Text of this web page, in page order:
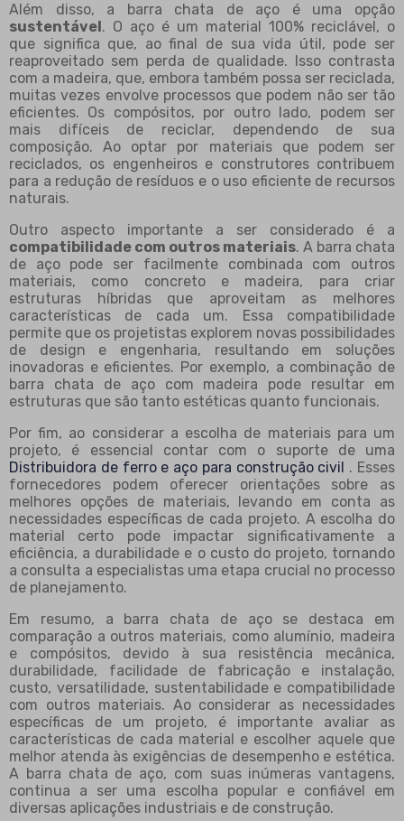
Além disso, a barra chata de aço é uma opção
sustentável . O aço é um material 100% reciclável, o
que significa que, ao final de sua vida útil, pode ser
reaproveitado sem perda de qualidade. Isso contrasta
com a madeira, que, embora também possa ser reciclada,
muitas vezes envolve processos que podem não ser tão
eficientes. Os compósitos, por outro lado, podem ser
mais difíceis de reciclar, dependendo de sua
composição. Ao optar por materiais que podem ser
reciclados, os engenheiros e construtores contribuem
para a redução de resíduos e o uso eficiente de recursos
naturais.
Outro aspecto importante a ser considerado é a
compatibilidade com outros materiais. A barra chata
de aço pode ser facilmente combinada com outros
materiais, como concreto e madeira, para criar
estruturas híbridas que aproveitam as melhores
características de cada um. Essa compatibilidade
permite que os projetistas explorem novas possibilidades
de design e engenharia, resultando em soluções
inovadoras e eficientes. Por exemplo, a combinação de
barra chata de aço com madeira pode resultar em
estruturas que são tanto estéticas quanto funcionais.
Por fim, ao considerar a escolha de materiais para um
projeto, é essencial contar com o suporte de uma
Distribuidora de ferro e aço para construção civil . Esses
fornecedores podem oferecer orientações sobre as
melhores opções de materiais, levando em conta as
necessidades específicas de cada projeto. A escolha do
material certo pode impactar significativamente a
eficiência, a durabilidade e o custo do projeto, tornando
a consulta a especialistas uma etapa crucial no processo
de planejamento.
Em resumo, a barra chata de aço se destaca em
comparação a outros materiais, como alumínio, madeira
e compósitos, devido à sua resistência mecânica,
durabilidade, facilidade de fabricação e instalação,
custo, versatilidade, sustentabilidade e compatibilidade
com outros materiais. Ao considerar as necessidades
específicas de um projeto, é importante avaliar as
características de cada material e escolher aquele que
melhor atenda às exigências de desempenho e estética.
A barra chata de aço, com suas inúmeras vantagens,
continua a ser uma escolha popular e confiável em
diversas aplicações industriais e de construção.